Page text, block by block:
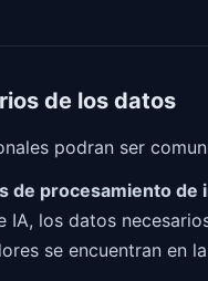
de los datos
podran ser
de procesamiento de
IA, los datos
se encuentran en